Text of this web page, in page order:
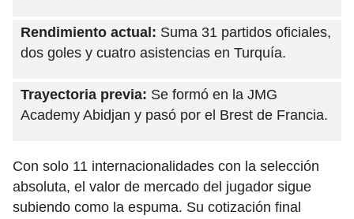
Rendimiento actual: Suma 31 partidos oficiales,
dos goles y cuatro asistencias en Turquía.
Trayectoria previa: Se formó en la JMG
Academy Abidjan y pasó por el Brest de Francia.
Con solo 11 internacionalidades con la selección
absoluta, el valor de mercado del jugador sigue
subiendo como la espuma. Su cotización final